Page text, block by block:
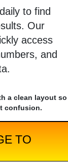
to find
Our
access
and
a clean layout so
confusion.
TO